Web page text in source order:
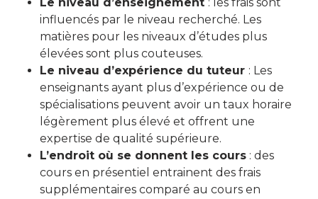
influencés par le niveau recherché. Les
matières pour les niveaux d’études plus
élevées sont plus couteuses.
Le niveau d’expérience du tuteur : Les
enseignants ayant plus d’expérience ou de
spécialisations peuvent avoir un taux horaire
légèrement plus élevé et offrent une
expertise de qualité supérieure.
L’endroit où se donnent les cours : des
cours en présentiel entrainent des frais
supplémentaires comparé au cours en